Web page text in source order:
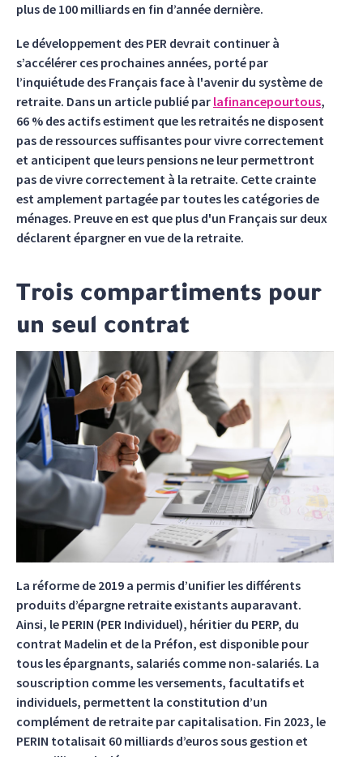
plus de 100 milliards en fin d’année dernière.
Le développement des PER devrait continuer à
s’accélérer ces prochaines années, porté par
l’inquiétude des Français face à l'avenir du système de
retraite. Dans un article publié par lafinancepourtous,
66 % des actifs estiment que les retraités ne disposent
pas de ressources suffisantes pour vivre correctement
et anticipent que leurs pensions ne leur permettront
pas de vivre correctement à la retraite. Cette crainte
est amplement partagée par toutes les catégories de
ménages. Preuve en est que plus d'un Français sur deux
déclarent épargner en vue de la retraite.
Trois compartiments pour
un seul contrat
La réforme de 2019 a permis d’unifier les différents
produits d’épargne retraite existants auparavant.
Ainsi, le PERIN (PER Individuel), héritier du PERP, du
contrat Madelin et de la Préfon, est disponible pour
tous les épargnants, salariés comme non-salariés. La
souscription comme les versements, facultatifs et
individuels, permettent la constitution d’un
complément de retraite par capitalisation. Fin 2023, le
PERIN totalisait 60 milliards d’euros sous gestion et